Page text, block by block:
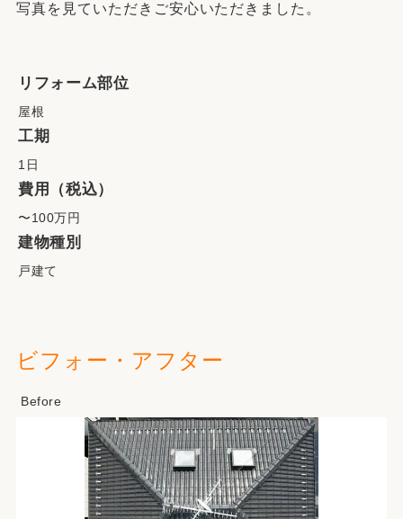
写真を見ていただきご安心いただきました。
リフォーム部位
屋根
工期
1日
費用（税込）
〜100万円
建物種別
戸建て
ビフォー・アフター